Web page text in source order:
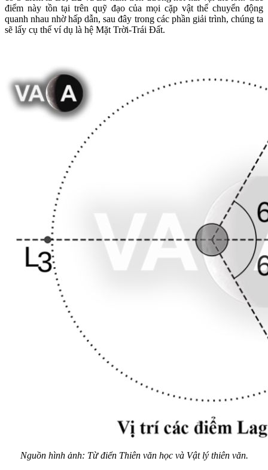
điểm này tồn tại trên quỹ đạo của mọi cặp vật thể chuyển động
quanh nhau nhờ hấp dẫn, sau đây trong các phần giải trình, chúng ta
sẽ lấy cụ thể ví dụ là hệ Mặt Trời-Trái Đất.
Nguồn hình ảnh: Từ điển Thiên văn học và Vật lý thiên văn.